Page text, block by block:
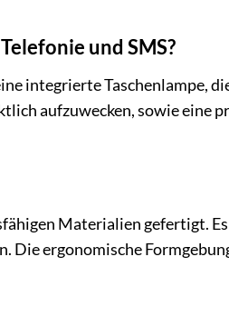
und SMS?
integrierte Taschenlampe,
aufzuwecken, sowie eine
Materialien gefertigt.
ergonomische